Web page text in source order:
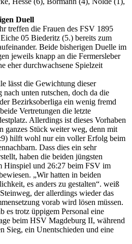
Duell
treffen die Frauen des FSV 1895
05 Biederitz (5.) bereits zum
Beide bisherigen Duelle im
jeweils knapp an die Fermersleber
eher durchwachsene Spielzeit
lässt die Gewichtung dieser
nach unten rutschen, doch da die
Bezirksoberliga ein wenig fremd
Vertretungen die letzte
Allerdings ist dieses Vorhaben
ganzes Stück weiter weg, denn mit
hilft wohl nur ein voller Erfolg beim
Dass dies ein sehr
haben die beiden jüngsten
Hinspiel und 26:27 beim FSV im
„Wir hatten in beiden
es anders zu gestalten“. weiß
der allerdings wieder das
vorab wird lösen müssen.
es trotz üppigem Personal eine
beim HSV Magdeburg II, während
Sieg, ein Unentschieden und eine